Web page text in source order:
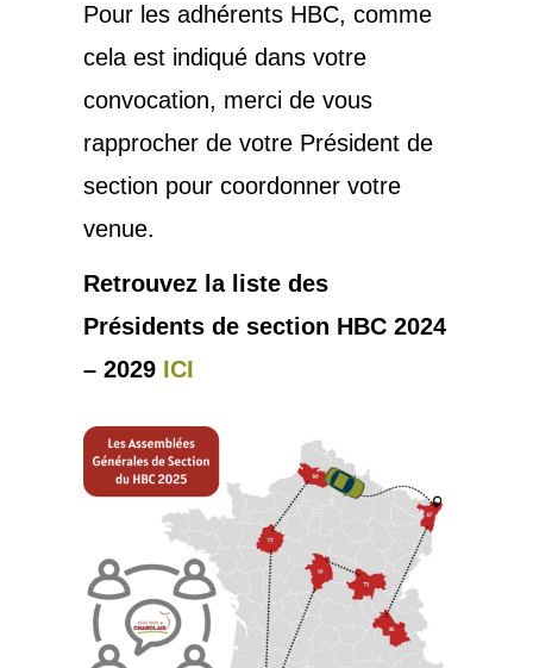
Pour les adhérents HBC, comme
cela est indiqué dans votre
convocation, merci de vous
rapprocher de votre Président de
section pour coordonner votre
venue.
Retrouvez la liste des
Présidents de section HBC 2024
– 2029 ICI